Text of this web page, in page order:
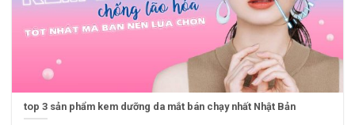
top 3 sản phẩm kem dưỡng da mắt bán chạy nhất Nhật Bản